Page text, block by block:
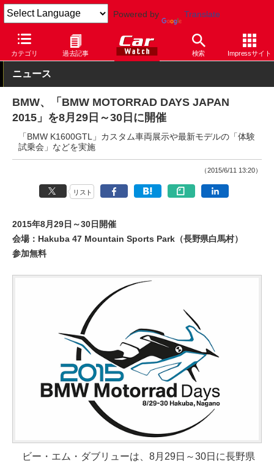
Powered by Translate
カテゴリ 過去記事 検索 Impressサイト
Car Watch 自動車 その他
ニュース
BMW、「BMW MOTORRAD DAYS JAPAN
2015」を8月29日～30日に開催
「BMW K1600GTL」カスタム車両展示や最新モデルの「体験
試乗会」などを実施
（2015/6/11 13:20）
リスト
2015年8月29日～30日開催
会場：Hakuba 47 Mountain Sports Park（長野県白馬村）
参加無料
ビー・エム・ダブリューは、8月29日～30日に長野県